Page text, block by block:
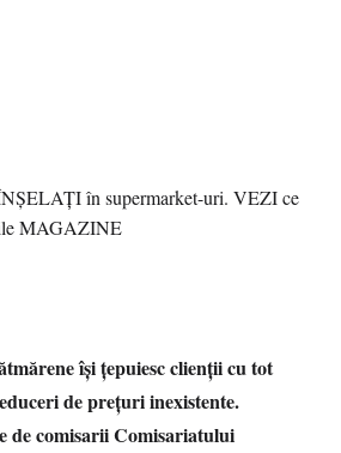
îşi ţepuiesc clienţii cu tot
de preţuri inexistente.
de comisarii Comisariatului